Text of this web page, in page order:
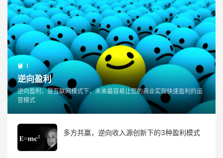
 1
逆向盈利
逆向盈利，是互联网模式下，未来最容易让您的商业实现快速盈利的运
营模式
多方共赢，逆向收入源创新下的3种盈利模式